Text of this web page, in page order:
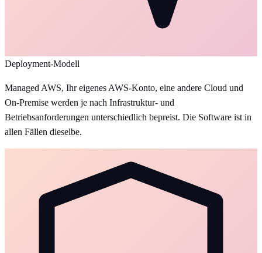
Deployment-Modell
Managed AWS, Ihr eigenes AWS-Konto, eine andere Cloud und
On-Premise werden je nach Infrastruktur- und
Betriebsanforderungen unterschiedlich bepreist. Die Software ist in
allen Fällen dieselbe.